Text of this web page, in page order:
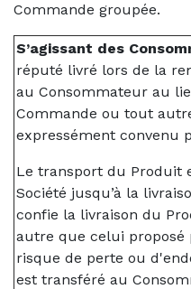
Commande groupée.
S’agissant des
réputé livré lors de la
au Consommateur au
Commande ou tout
expressément convenu
Le transport du Produit
Société jusqu’à la
confie la livraison du
autre que celui proposé
risque de perte ou
est transféré au